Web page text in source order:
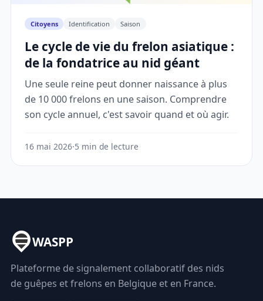
Citoyens Identification Saison
Le cycle de vie du frelon asiatique :
de la fondatrice au nid géant
Une seule reine peut donner naissance à plus
de 10 000 frelons en une saison. Comprendre
son cycle annuel, c'est savoir quand et où agir.
16 mai 2026·5 min de lecture
WASPP
Plateforme de signalement collaboratif des nids
de guêpes et frelons en Belgique et en France.